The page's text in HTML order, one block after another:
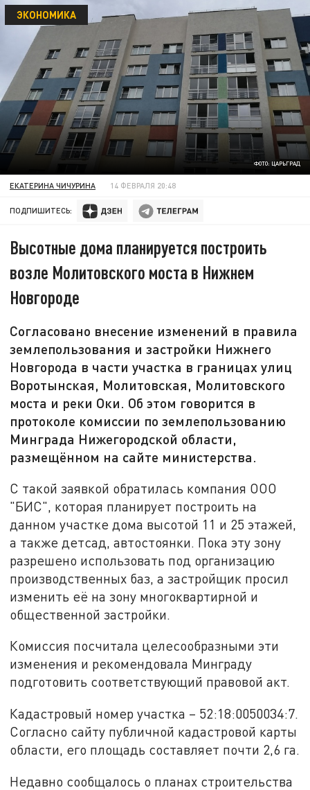
ФОТО: ЦАРЬГРАД
ЭКОНОМИКА
ЕКАТЕРИНА ЧИЧУРИНА 14 ФЕВРАЛЯ 20:48
ПОДПИШИТЕСЬ:
Высотные дома планируется построить
возле Молитовского моста в Нижнем
Новгороде
Согласовано внесение изменений в правила
землепользования и застройки Нижнего
Новгорода в части участка в границах улиц
Воротынская, Молитовская, Молитовского
моста и реки Оки. Об этом говорится в
протоколе комиссии по землепользованию
Минграда Нижегородской области,
размещённом на сайте министерства.
С такой заявкой обратилась компания ООО
"БИС", которая планирует построить на
данном участке дома высотой 11 и 25 этажей,
а также детсад, автостоянки. Пока эту зону
разрешено использовать под организацию
производственных баз, а застройщик просил
изменить её на зону многоквартирной и
общественной застройки.
Комиссия посчитала целесообразными эти
изменения и рекомендовала Минграду
подготовить соответствующий правовой акт.
Кадастровый номер участка – 52:18:0050034:7.
Согласно сайту публичной кадастровой карты
области, его площадь составляет почти 2,6 га.
Недавно сообщалось о планах строительства